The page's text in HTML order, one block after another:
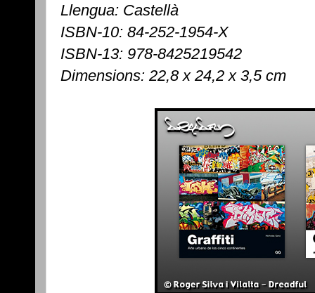
Llengua: Castellà
ISBN-10: 84-252-1954-X
ISBN-13: 978-8425219542
Dimensions: 22,8 x 24,2 x 3,5 cm